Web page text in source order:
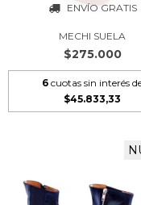
ENVÍO GRATIS
MECHI SUELA
$275.000
6 cuotas sin interés
$45.833,33